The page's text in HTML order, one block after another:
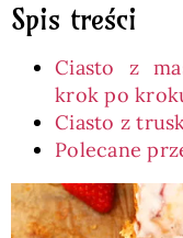
Spis treści
Ciasto z
krok po
Ciasto z
Polecane